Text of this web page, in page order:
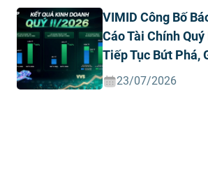
VIMID Công Bố
Cáo Tài Chính Quý
Tiếp Tục Bứt Phá,
Nhận Doanh Thu Và
23/07/2026